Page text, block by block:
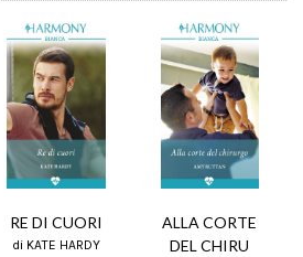
RE DI CUORI
di KATE HARDY
ALLA CORTE
DEL CHIRU